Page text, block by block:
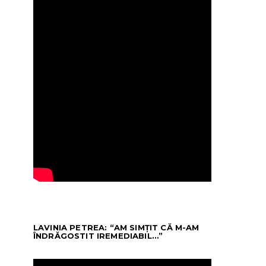
LAVINIA PETREA: “AM SIMȚIT CĂ M-AM
ÎNDRĂGOSTIT IREMEDIABIL…”